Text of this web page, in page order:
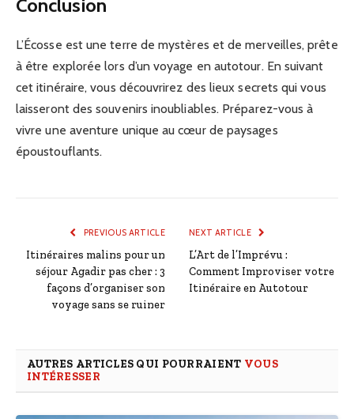
Conclusion
L’Écosse est une terre de mystères et de merveilles, prête
à être explorée lors d’un voyage en autotour. En suivant
cet itinéraire, vous découvrirez des lieux secrets qui vous
laisseront des souvenirs inoubliables. Préparez-vous à
vivre une aventure unique au cœur de paysages
époustouflants.
PREVIOUS ARTICLE
Itinéraires malins pour un
séjour Agadir pas cher : 3
façons d’organiser son
voyage sans se ruiner
NEXT ARTICLE
L’Art de l’Imprévu :
Comment Improviser votre
Itinéraire en Autotour
AUTRES ARTICLES QUI POURRAIENT VOUS
INTÉRESSER